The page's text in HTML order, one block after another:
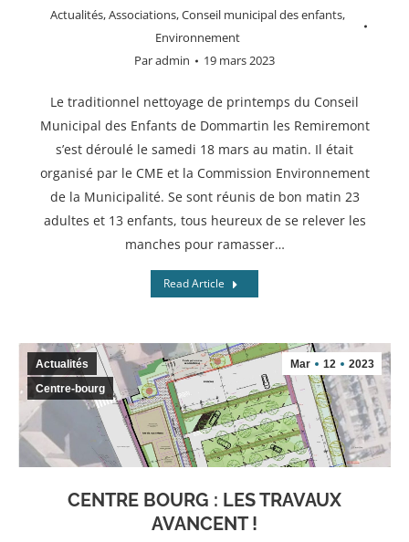
Actualités,Associations,Conseil municipal des enfants,
Environnement
Paradmin 19 mars 2023
Le traditionnel nettoyage de printemps du Conseil
Municipal des Enfants de Dommartin les Remiremont
s’est déroulé le samedi 18 mars au matin. Il était
organisé par le CME et la Commission Environnement
de la Municipalité. Se sont réunis de bon matin 23
adultes et 13 enfants, tous heureux de se relever les
manches pour ramasser…
Read Article
CENTRE BOURG : LES TRAVAUX
AVANCENT !
Mar 12 2023
Actualités
Centre-bourg